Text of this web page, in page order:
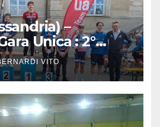
–
Unica : 2°
di Ovada ad
(Ardens Cycling
VITO